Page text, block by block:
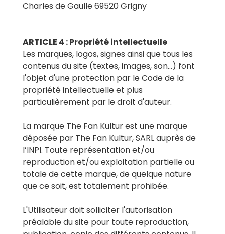
ARTICLE 4 : Propriété intellectuelle
Les marques, logos, signes ainsi que tous les
contenus du site (textes, images, son…) font
l'objet d'une protection par le Code de la
propriété intellectuelle et plus
particulièrement par le droit d'auteur.
La marque The Fan Kultur est une marque
déposée par The Fan Kultur, SARL auprès de
l’INPI. Toute représentation et/ou
reproduction et/ou exploitation partielle ou
totale de cette marque, de quelque nature
que ce soit, est totalement prohibée.
L'Utilisateur doit solliciter l'autorisation
préalable du site pour toute reproduction,